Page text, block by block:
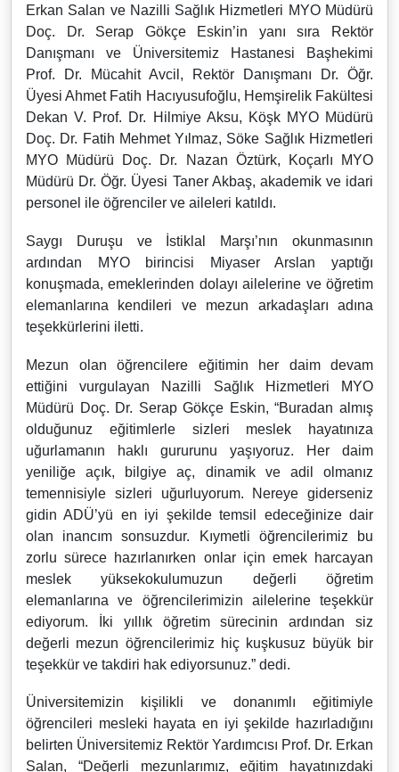
Erkan Salan ve Nazilli Sağlık Hizmetleri MYO Müdürü
Doç. Dr. Serap Gökçe Eskin’in yanı sıra Rektör
Danışmanı ve Üniversitemiz Hastanesi Başhekimi
Prof. Dr. Mücahit Avcil, Rektör Danışmanı Dr. Öğr.
Üyesi Ahmet Fatih Hacıyusufoğlu, Hemşirelik Fakültesi
Dekan V. Prof. Dr. Hilmiye Aksu, Köşk MYO Müdürü
Doç. Dr. Fatih Mehmet Yılmaz, Söke Sağlık Hizmetleri
MYO Müdürü Doç. Dr. Nazan Öztürk, Koçarlı MYO
Müdürü Dr. Öğr. Üyesi Taner Akbaş, akademik ve idari
personel ile öğrenciler ve aileleri katıldı.
Saygı Duruşu ve İstiklal Marşı’nın okunmasının
ardından MYO birincisi Miyaser Arslan yaptığı
konuşmada, emeklerinden dolayı ailelerine ve öğretim
elemanlarına kendileri ve mezun arkadaşları adına
teşekkürlerini iletti.
Mezun olan öğrencilere eğitimin her daim devam
ettiğini vurgulayan Nazilli Sağlık Hizmetleri MYO
Müdürü Doç. Dr. Serap Gökçe Eskin, “Buradan almış
olduğunuz eğitimlerle sizleri meslek hayatınıza
uğurlamanın haklı gururunu yaşıyoruz. Her daim
yeniliğe açık, bilgiye aç, dinamik ve adil olmanız
temennisiyle sizleri uğurluyorum. Nereye giderseniz
gidin ADÜ’yü en iyi şekilde temsil edeceğinize dair
olan inancım sonsuzdur. Kıymetli öğrencilerimiz bu
zorlu sürece hazırlanırken onlar için emek harcayan
meslek yüksekokulumuzun değerli öğretim
elemanlarına ve öğrencilerimizin ailelerine teşekkür
ediyorum. İki yıllık öğretim sürecinin ardından siz
değerli mezun öğrencilerimiz hiç kuşkusuz büyük bir
teşekkür ve takdiri hak ediyorsunuz.” dedi.
Üniversitemizin kişilikli ve donanımlı eğitimiyle
öğrencileri mesleki hayata en iyi şekilde hazırladığını
belirten Üniversitemiz Rektör Yardımcısı Prof. Dr. Erkan
Salan, “Değerli mezunlarımız, eğitim hayatınızdaki